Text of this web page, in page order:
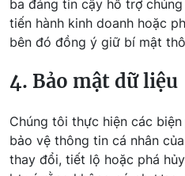
ba đáng tin cậy hỗ trợ
tiến hành kinh doanh hoặc
bên đó đồng ý giữ bí mật
4. Bảo mật dữ liệu
Chúng tôi thực hiện các
bảo vệ thông tin cá nhân
thay đổi, tiết lộ hoặc phá